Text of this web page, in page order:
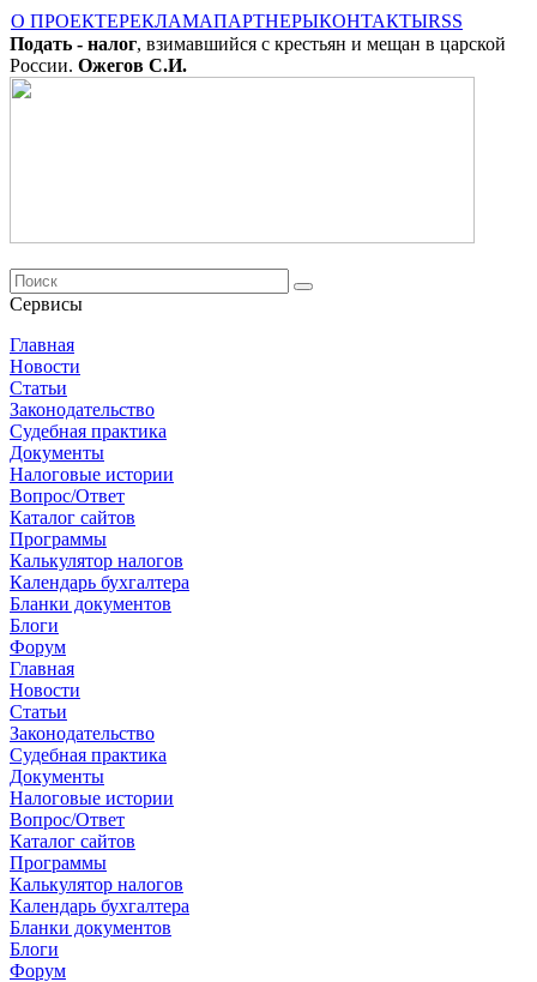
О ПРОЕКТЕРЕКЛАМАПАРТНЕРЫКОНТАКТЫRSS
Подать - налог, взимавшийся с крестьян и мещан в царской
России. Ожегов С.И.
Сервисы
Главная
Новости
Cтатьи
Законодательство
Судебная практика
Документы
Налоговые истории
Вопрос/Ответ
Каталог сайтов
Программы
Калькулятор налогов
Календарь бухгалтера
Бланки документов
Блоги
Форум
Главная
Новости
Cтатьи
Законодательство
Судебная практика
Документы
Налоговые истории
Вопрос/Ответ
Каталог сайтов
Программы
Калькулятор налогов
Календарь бухгалтера
Бланки документов
Блоги
Форум